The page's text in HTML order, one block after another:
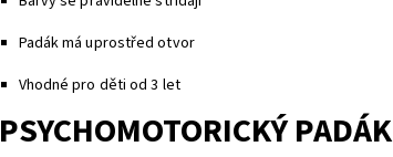
Padák má uprostřed otvor
Vhodné pro děti od 3 let
PSYCHOMOTORICKÝ PADÁK